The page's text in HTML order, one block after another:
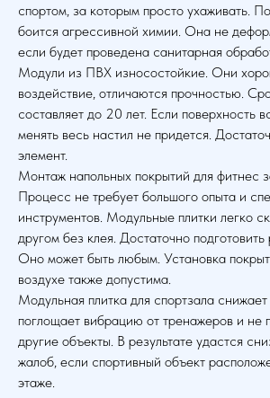
спортом, за которым просто ухаживать.
боится агрессивной химии. Она не
если будет проведена санитарная
Модули из ПВХ износостойкие. Они
воздействие, отличаются прочностью.
составляет до 20 лет. Если поверхность
менять весь настил не придется.
элемент.
Монтаж напольных покрытий для фитнес
Процесс не требует большого опыта и
инструментов. Модульные плитки легко
другом без клея. Достаточно
Оно может быть любым. Установка
воздухе также допустима.
Модульная плитка для спортзала
поглощает вибрацию от тренажеров и не
другие объекты. В результате удастся
жалоб, если спортивный объект
этаже.